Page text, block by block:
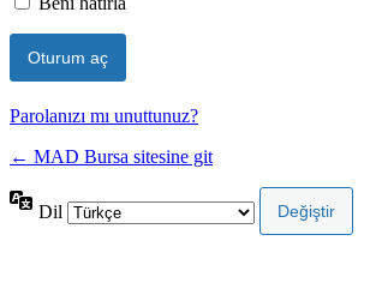
Parolanızı mı unuttunuz?
← MAD Bursa sitesine git
Dil